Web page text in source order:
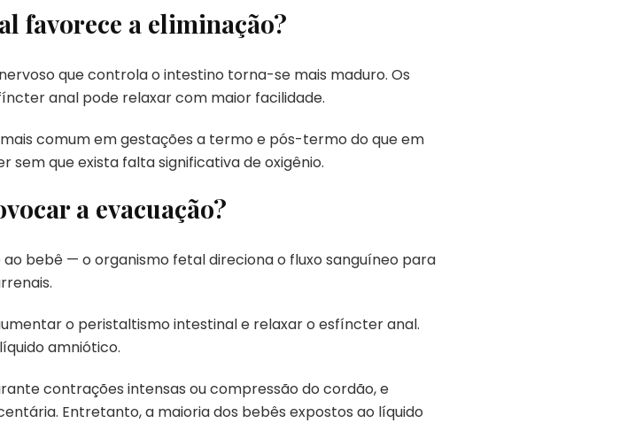
favorece a eliminação?
que controla o intestino torna-se mais maduro. Os
anal pode relaxar com maior facilidade.
comum em gestações a termo e pós-termo do que em
sem que exista falta significativa de oxigênio.
a evacuação?
bebê — o organismo fetal direciona o fluxo sanguíneo para
o peristaltismo intestinal e relaxar o esfíncter anal.
amniótico.
contrações intensas ou compressão do cordão, e
Entretanto, a maioria dos bebês expostos ao líquido